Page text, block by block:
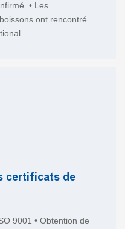
• Les
ont rencontré
certificats de
9001 • Obtention de